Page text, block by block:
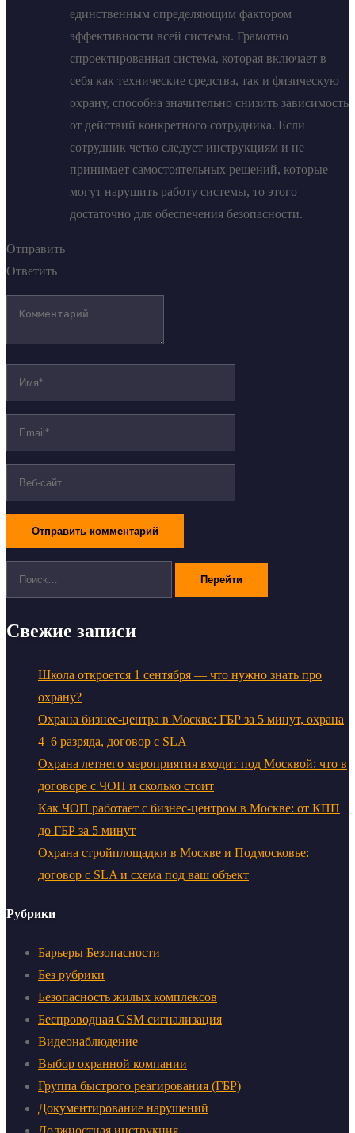
единственным определяющим фактором
эффективности всей системы. Грамотно
спроектированная система, которая включает в
себя как технические средства, так и физическую
охрану, способна значительно снизить зависимость
от действий конкретного сотрудника. Если
сотрудник четко следует инструкциям и не
принимает самостоятельных решений, которые
могут нарушить работу системы, то этого
достаточно для обеспечения безопасности.
Отправить
Ответить
Свежие записи
Школа откроется 1 сентября — что нужно знать про
охрану?
Охрана бизнес-центра в Москве: ГБР за 5 минут, охрана
4–6 разряда, договор с SLA
Охрана летнего мероприятия входит под Москвой: что в
договоре с ЧОП и сколько стоит
Как ЧОП работает с бизнес-центром в Москве: от КПП
до ГБР за 5 минут
Охрана стройплощадки в Москве и Подмосковье:
договор с SLA и схема под ваш объект
Рубрики
Барьеры Безопасности
Без рубрики
Безопасность жилых комплексов
Беспроводная GSM сигнализация
Видеонаблюдение
Выбор охранной компании
Группа быстрого реагирования (ГБР)
Документирование нарушений